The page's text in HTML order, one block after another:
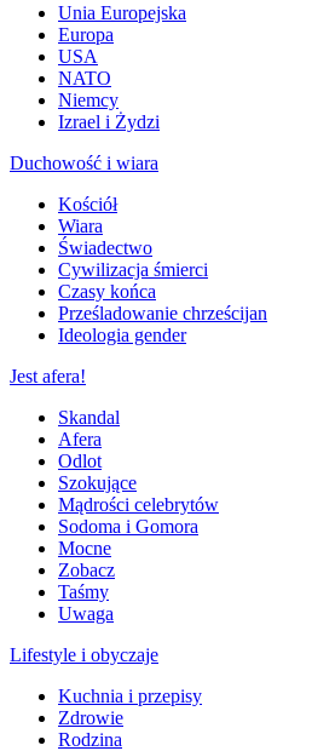
Unia Europejska
Europa
USA
NATO
Niemcy
Izrael i Żydzi
Duchowość i wiara
Kościół
Wiara
Świadectwo
Cywilizacja śmierci
Czasy końca
Prześladowanie chrześcijan
Ideologia gender
Jest afera!
Skandal
Afera
Odlot
Szokujące
Mądrości celebrytów
Sodoma i Gomora
Mocne
Zobacz
Taśmy
Uwaga
Lifestyle i obyczaje
Kuchnia i przepisy
Zdrowie
Rodzina